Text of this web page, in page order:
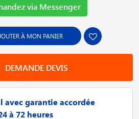
via Messenger
À MON PANIER
DEMANDE DEVIS
garantie accordée
à 72 heures